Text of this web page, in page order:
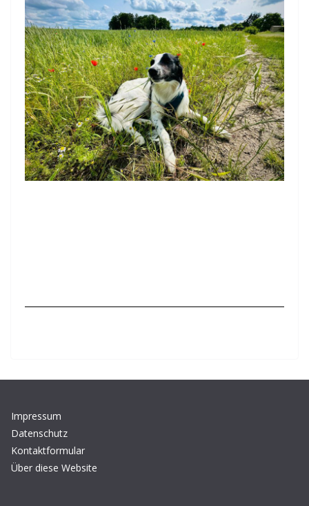
Impressum
Datenschutz
Kontaktformular
Über diese Website